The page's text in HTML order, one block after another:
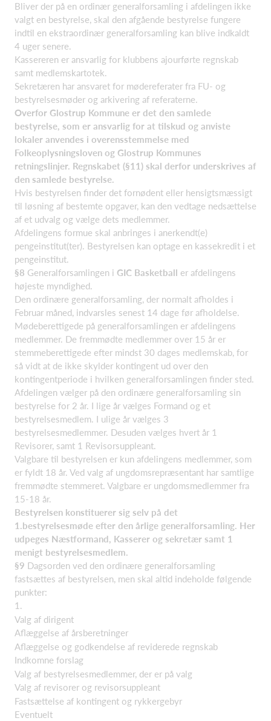
Bliver der på en ordinær generalforsamling i afdelingen ikke
valgt en bestyrelse, skal den afgående bestyrelse fungere
indtil en ekstraordinær generalforsamling kan blive indkaldt
4 uger senere.
Kassereren er ansvarlig for klubbens ajourførte regnskab
samt medlemskartotek.
Sekretæren har ansvaret for mødereferater fra FU- og
bestyrelsesmøder og arkivering af referaterne.
Overfor Glostrup Kommune er det den samlede
bestyrelse, som er ansvarlig for at tilskud og anviste
lokaler anvendes i overensstemmelse med
Folkeoplysningsloven og Glostrup Kommunes
retningslinjer. Regnskabet (§11) skal derfor underskrives af
den samlede bestyrelse.
Hvis bestyrelsen finder det fornødent eller hensigtsmæssigt
til løsning af bestemte opgaver, kan den vedtage nedsættelse
af et udvalg og vælge dets medlemmer.
Afdelingens formue skal anbringes i anerkendt(e)
pengeinstitut(ter). Bestyrelsen kan optage en kassekredit i et
pengeinstitut.
§8 Generalforsamlingen i GIC Basketball er afdelingens
højeste myndighed.
Den ordinære generalforsamling, der normalt afholdes i
Februar måned, indvarsles senest 14 dage før afholdelse.
Mødeberettigede på generalforsamlingen er afdelingens
medlemmer. De fremmødte medlemmer over 15 år er
stemmeberettigede efter mindst 30 dages medlemskab, for
så vidt at de ikke skylder kontingent ud over den
kontingentperiode i hvilken generalforsamlingen finder sted.
Afdelingen vælger på den ordinære generalforsamling sin
bestyrelse for 2 år. I lige år vælges Formand og et
bestyrelsesmedlem. I ulige år vælges 3
bestyrelsesmedlemmer. Desuden vælges hvert år 1
Revisorer, samt 1 Revisorsuppleant.
Valgbare til bestyrelsen er kun afdelingens medlemmer, som
er fyldt 18 år. Ved valg af ungdomsrepræsentant har samtlige
fremmødte stemmeret. Valgbare er ungdomsmedlemmer fra
15-18 år.
Bestyrelsen konstituerer sig selv på det
1.bestyrelsesmøde efter den årlige generalforsamling. Her
udpeges Næstformand, Kasserer og sekretær samt 1
menigt bestyrelsesmedlem.
§9 Dagsorden ved den ordinære generalforsamling
fastsættes af bestyrelsen, men skal altid indeholde følgende
punkter:
1.
Valg af dirigent
Aflæggelse af årsberetninger
Aflæggelse og godkendelse af reviderede regnskab
Indkomne forslag
Valg af bestyrelsesmedlemmer, der er på valg
Valg af revisorer og revisorsuppleant
Fastsættelse af kontingent og rykkergebyr
Eventuelt